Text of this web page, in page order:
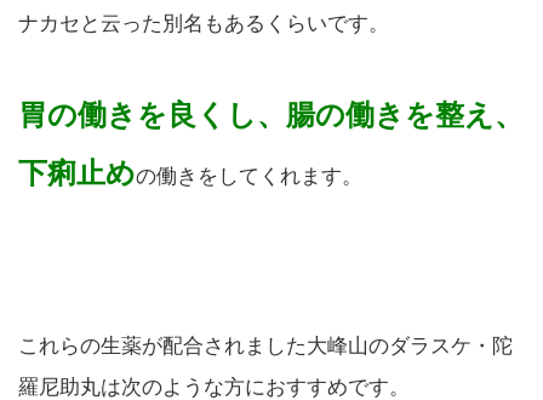
ナカセと云った別名もあるくらいです。
胃の働きを良くし、腸の働きを整え、
下痢止めの働きをしてくれます。
これらの生薬が配合されました大峰山のダラスケ・陀
羅尼助丸は次のような方におすすめです。